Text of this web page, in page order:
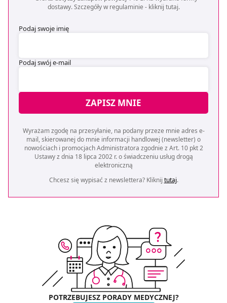
dostawy. Szczegóły w regulaminie - kliknij tutaj.
Podaj swoje imię
Podaj swój e-mail
ZAPISZ MNIE
Wyrażam zgodę na przesyłanie, na podany przeze mnie adres e-
mail, skierowanej do mnie informacji handlowej (newsletter) o
nowościach i promocjach Administratora zgodnie z Art. 10 pkt 2
Ustawy z dnia 18 lipca 2002 r. o świadczeniu usług drogą
elektroniczną
Chcesz się wypisać z newslettera? Kliknij tutaj.
POTRZEBUJESZ PORADY MEDYCZNEJ?